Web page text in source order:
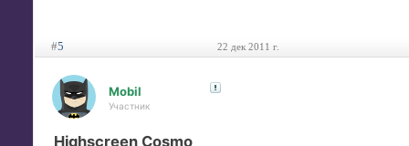
#5 22 дек 2011 г.
Mobil
Участник
Highscreen Cosmo